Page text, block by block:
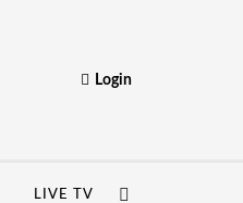
Login
LIVE TV